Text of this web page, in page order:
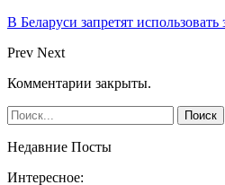
В Беларуси запретят
Prev Next
Комментарии закрыты.
Недавние Посты
Интересное: